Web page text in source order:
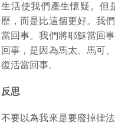
生活使我們產生懷疑。但
歷，而是比這個更好。我
當回事。我們將耶穌當回
回事，是因為馬太、馬可
復活當回事。
反思
不要以為我來是要廢掉律